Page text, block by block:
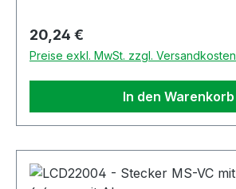
Regulärer Preis:
20,24 €
Preise exkl. MwSt. zzgl. Versandkosten
In den Warenkorb